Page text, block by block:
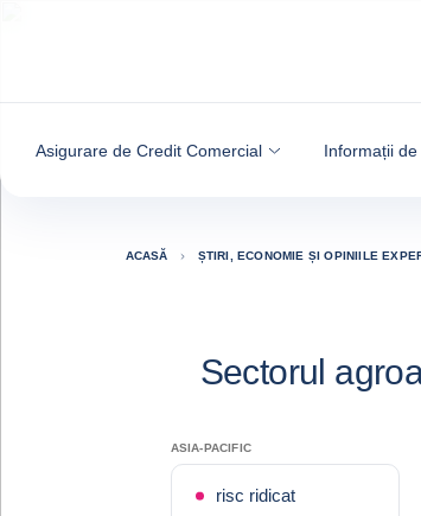
Asigurare de Credit Comercial Informații
ACASĂ ȘTIRI, ECONOMIE ȘI OPINIILE
Sectorul
ASIA-PACIFIC
risc ridicat